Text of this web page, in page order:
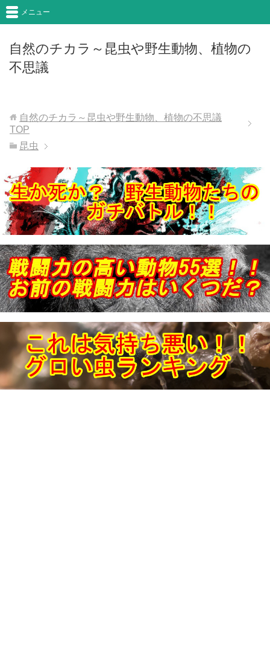
自然のチカラ～昆虫や野生動物、植物の
不思議
メニュー
自然のチカラ～昆虫や野生動物、植物の不思議
TOP
昆虫